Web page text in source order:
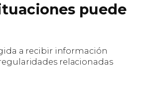
puede
a recibir información
relacionadas